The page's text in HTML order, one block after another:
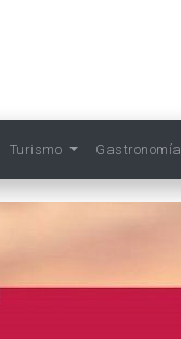
Turismo Gastronomía